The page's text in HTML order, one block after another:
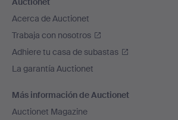
Acerca de Auctionet
Trabaja con nosotros
Adhiere tu casa de subastas
La garantía Auctionet
Más información de Auctionet
Auctionet Magazine